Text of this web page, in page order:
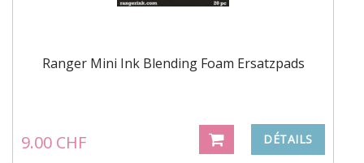
Ranger Mini Ink Blending Foam Ersatzpads
9.00 CHF DÉTAILS